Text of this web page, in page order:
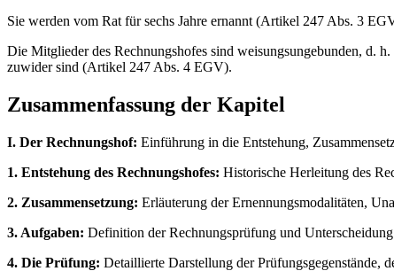
Sie werden vom Rat für sechs Jahre ernannt (Artikel 247 Abs. 3
Die Mitglieder des Rechnungshofes sind weisungsungebunden, d.
zuwider sind (Artikel 247 Abs. 4 EGV).
Zusammenfassung der Kapitel
I. Der Rechnungshof: Einführung in die Entstehung,
1. Entstehung des Rechnungshofes: Historische Herleitung des
2. Zusammensetzung: Erläuterung der Ernennungsmodalitäten,
3. Aufgaben: Definition der Rechnungsprüfung und
4. Die Prüfung: Detaillierte Darstellung der Prüfungsgegenstände,